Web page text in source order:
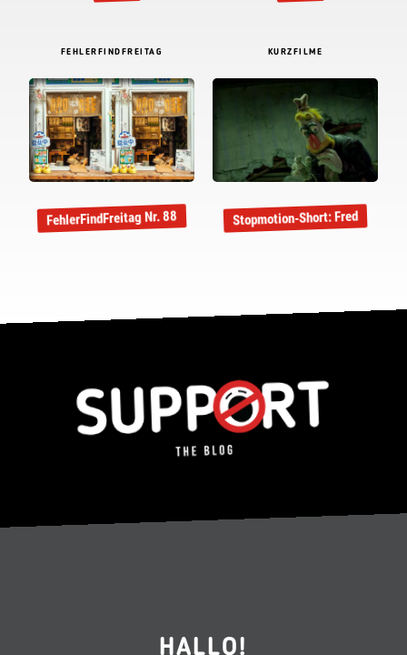
FEHLERFINDFREITAG
FehlerFindFreitag Nr. 88
KURZFILME
Stopmotion-Short: Fred
HALLO!